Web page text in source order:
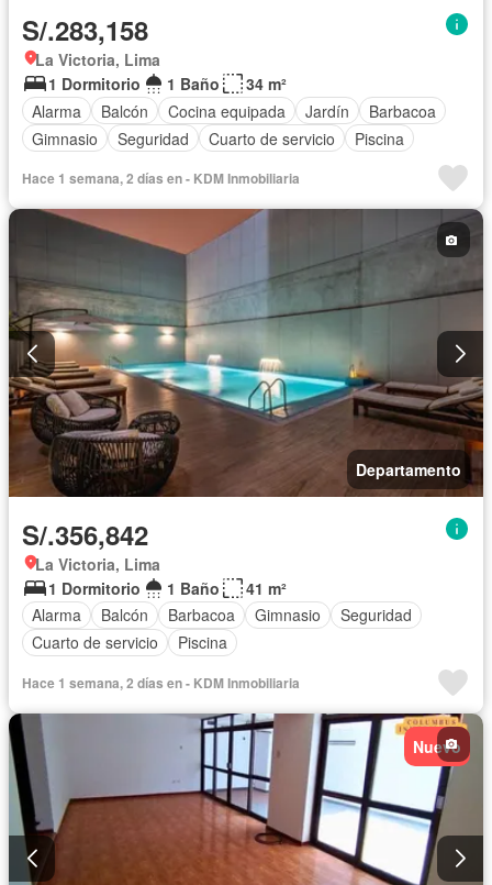
S/.283,158
La Victoria, Lima
1 Dormitorio
1 Baño
34 m²
Alarma
Balcón Cocina equipada Jardín
Barbacoa
Gimnasio
Seguridad Cuarto de servicio Piscina
Hace 1 semana, 2 días en - KDM Inmobiliaria
Departamento
S/.356,842
La Victoria, Lima
1 Dormitorio
1 Baño
41 m²
Alarma
Balcón Barbacoa Gimnasio
Seguridad
Cuarto de servicio
Piscina
Hace 1 semana, 2 días en - KDM Inmobiliaria
Nuevo